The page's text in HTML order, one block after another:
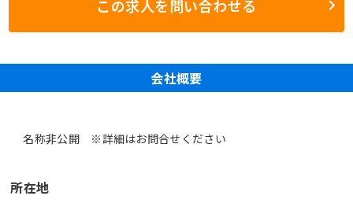
この求人を問い合わせる
会社概要
名称非公開 ※詳細はお問合せください
所在地